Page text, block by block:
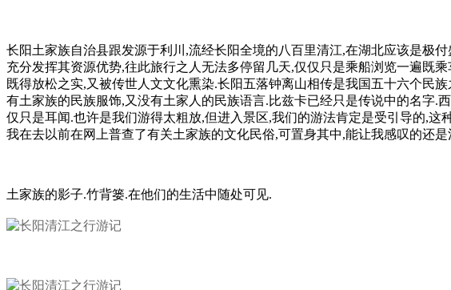
长阳土家族自治县跟发源于利川,流经长阳全境的八百里清江,在湖北应该是极
充分发挥其资源优势,往此旅行之人无法多停留几天,仅仅只是乘船浏览一遍既
既得放松之实,又被传世人文文化熏染.长阳五落钟离山相传是我国五十六个民
有土家族的民族服饰,又没有土家人的民族语言.比兹卡已经只是传说中的名字.
仅只是耳闻.也许是我们游得太粗放,但进入景区,我们的游法肯定是受引导的,
我在去以前在网上普查了有关土家族的文化民俗,可置身其中,能让我感叹的还
土家族的影子.竹背篓.在他们的生活中随处可见.